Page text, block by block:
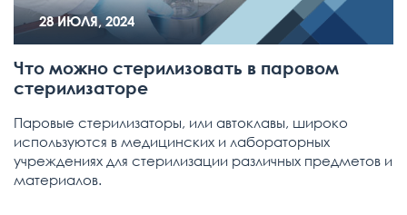
28 ИЮЛЯ, 2024
Что можно стерилизовать в паровом
стерилизаторе
Паровые стерилизаторы, или автоклавы, широко
используются в медицинских и лабораторных
учреждениях для стерилизации различных предметов и
материалов.